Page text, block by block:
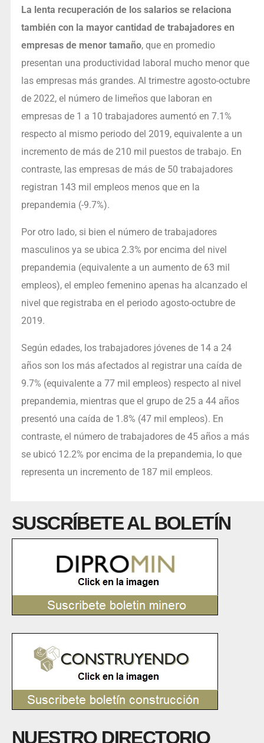
La lenta recuperación de los salarios se relaciona
también con la mayor cantidad de trabajadores en
empresas de menor tamaño, que en promedio
presentan una productividad laboral mucho menor que
las empresas más grandes. Al trimestre agosto-octubre
de 2022, el número de limeños que laboran en
empresas de 1 a 10 trabajadores aumentó en 7.1%
respecto al mismo periodo del 2019, equivalente a un
incremento de más de 210 mil puestos de trabajo. En
contraste, las empresas de más de 50 trabajadores
registran 143 mil empleos menos que en la
prepandemia (-9.7%).
Por otro lado, si bien el número de trabajadores
masculinos ya se ubica 2.3% por encima del nivel
prepandemia (equivalente a un aumento de 63 mil
empleos), el empleo femenino apenas ha alcanzado el
nivel que registraba en el periodo agosto-octubre de
2019.
Según edades, los trabajadores jóvenes de 14 a 24
años son los más afectados al registrar una caída de
9.7% (equivalente a 77 mil empleos) respecto al nivel
prepandemia, mientras que el grupo de 25 a 44 años
presentó una caída de 1.8% (47 mil empleos). En
contraste, el número de trabajadores de 45 años a más
se ubicó 12.2% por encima de la prepandemia, lo que
representa un incremento de 187 mil empleos.
SUSCRÍBETE AL BOLETÍN
NUESTRO DIRECTORIO